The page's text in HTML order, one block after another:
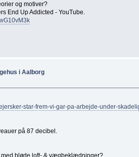
og motiver?
End Up Addicted - YouTube.
i Aalborg
star-frem-vi-gar-pa-arbejde-under-
på 87 decibel.
med bløde loft- & vægbeklædninger?